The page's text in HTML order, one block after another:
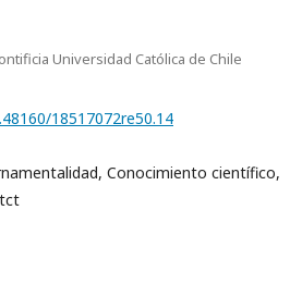
Universidad Católica de Chile
18517072re50.14
Conocimiento científico,